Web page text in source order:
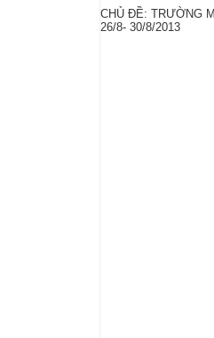
CHỦ ĐỀ: TRƯỜNG
26/8- 30/8/2013